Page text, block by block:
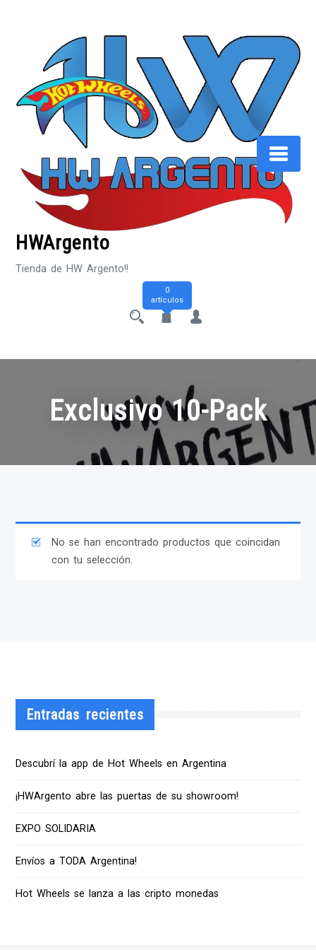
HWArgento
Tienda de HW Argento!!
0
artículos
Exclusivo 10-Pack
No se han encontrado productos que coincidan
con tu selección.
Entradas recientes
Descubrí la app de Hot Wheels en Argentina
¡HWArgento abre las puertas de su showroom!
EXPO SOLIDARIA
Envíos a TODA Argentina!
Hot Wheels se lanza a las cripto monedas